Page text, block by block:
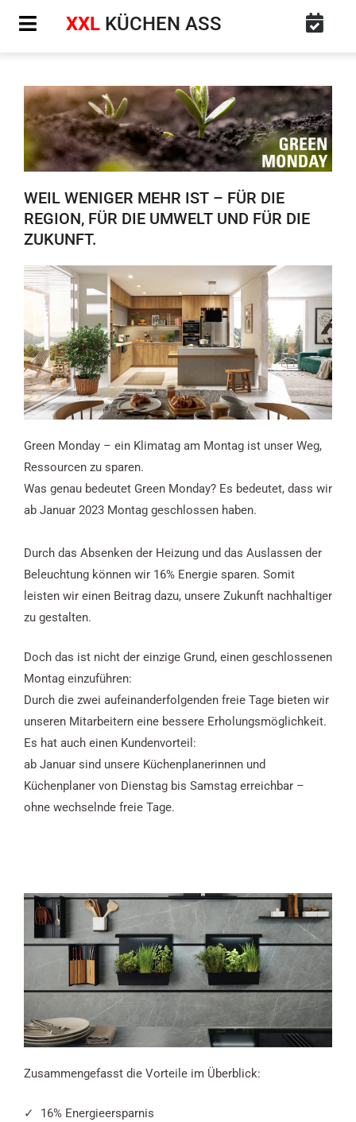
Inhalt
XXL KÜCHEN ASS
WEIL WENIGER MEHR IST – FÜR DIE
REGION, FÜR DIE UMWELT UND FÜR DIE
ZUKUNFT.
Green Monday – ein Klimatag am Montag ist unser Weg,
Ressourcen zu sparen.
Was genau bedeutet Green Monday? Es bedeutet, dass wir
ab Januar 2023 Montag geschlossen haben.
Durch das Absenken der Heizung und das Auslassen der
Beleuchtung können wir 16% Energie sparen. Somit
leisten wir einen Beitrag dazu, unsere Zukunft nachhaltiger
zu gestalten.
Doch das ist nicht der einzige Grund, einen geschlossenen
Montag einzuführen:
Durch die zwei aufeinanderfolgenden freie Tage bieten wir
unseren Mitarbeitern eine bessere Erholungsmöglichkeit.
Es hat auch einen Kundenvorteil:
ab Januar sind unsere Küchenplanerinnen und
Küchenplaner von Dienstag bis Samstag erreichbar –
ohne wechselnde freie Tage.
Zusammengefasst die Vorteile im Überblick:
✓ 16% Energieersparnis